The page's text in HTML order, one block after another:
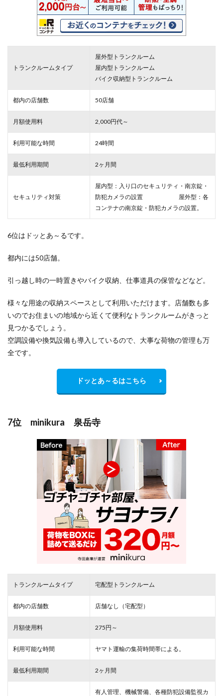
トランクルームタイプ
屋外型トランクルーム
屋内型トランクルーム
バイク収納型トランクルーム
都内の店舗数 50店舗
月額使用料 2,000円代～
利用可能な時間 24時間
最低利用期間 2ヶ月間
セキュリティ対策
屋内型：入り口のセキュリティ・南京錠・
防犯カメラの設置 屋外型：各
コンテナの南京錠・防犯カメラの設置。
6位はドッとあ～るです。
都内には50店舗。
引っ越し時の一時置きやバイク収納、仕事道具の保管などなど。
様々な用途の収納スペースとして利用いただけます。店舗数も多
いのでお住まいの地域から近くて便利なトランクルームがきっと
見つかるでしょう。
空調設備や換気設備も導入しているので、大事な荷物の管理も万
全です。
ドッとあ～るはこちら
7位 minikura 泉岳寺
トランクルームタイプ 宅配型トランクルーム
都内の店舗数 店舗なし（宅配型）
月額使用料 275円～
利用可能な時間 ヤマト運輸の集荷時間帯による。
最低利用期間 2ヶ月間
有人管理、機械警備、各種防犯設備監視カ